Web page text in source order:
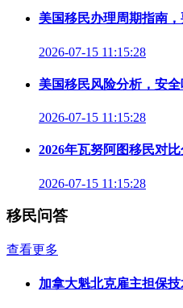
美国移民办理周期指南，
2026-07-15 11:15:28
美国移民风险分析，安全
2026-07-15 11:15:28
2026年瓦努阿图移民对
2026-07-15 11:15:28
移民问答
查看更多
加拿大魁北克雇主担保